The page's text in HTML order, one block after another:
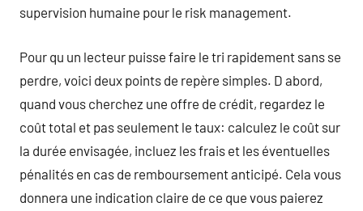
supervision humaine pour le risk management.
Pour qu un lecteur puisse faire le tri rapidement sans se
perdre, voici deux points de repère simples. D abord,
quand vous cherchez une offre de crédit, regardez le
coût total et pas seulement le taux: calculez le coût sur
la durée envisagée, incluez les frais et les éventuelles
pénalités en cas de remboursement anticipé. Cela vous
donnera une indication claire de ce que vous paierez